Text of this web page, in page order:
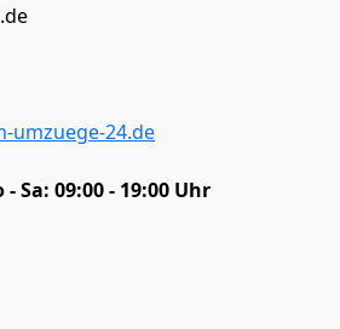
umzuege-24.de
- Sa: 09:00 - 19:00 Uhr